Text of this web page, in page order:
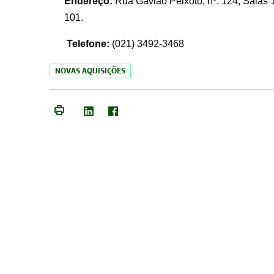
101.
Telefone: (021) 3492-3468
NOVAS AQUISIÇÕES